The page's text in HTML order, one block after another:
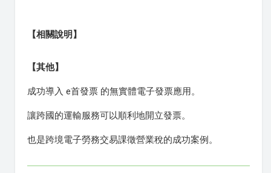
【相關說明】
【其他】
成功導入 e首發票 的無實體電子發票應用。
讓跨國的運輸服務可以順利地開立發票。
也是跨境電子勞務交易課徵營業稅的成功案例。